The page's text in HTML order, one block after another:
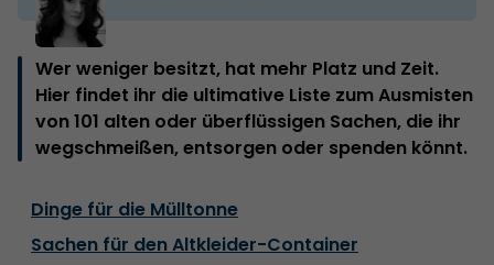
Wer weniger besitzt, hat mehr Platz und Zeit.
Hier findet ihr die ultimative Liste zum Ausmisten
von 101 alten oder überflüssigen Sachen, die ihr
wegschmeißen, entsorgen oder spenden könnt.
Dinge für die Mülltonne
Sachen für den Altkleider-Container